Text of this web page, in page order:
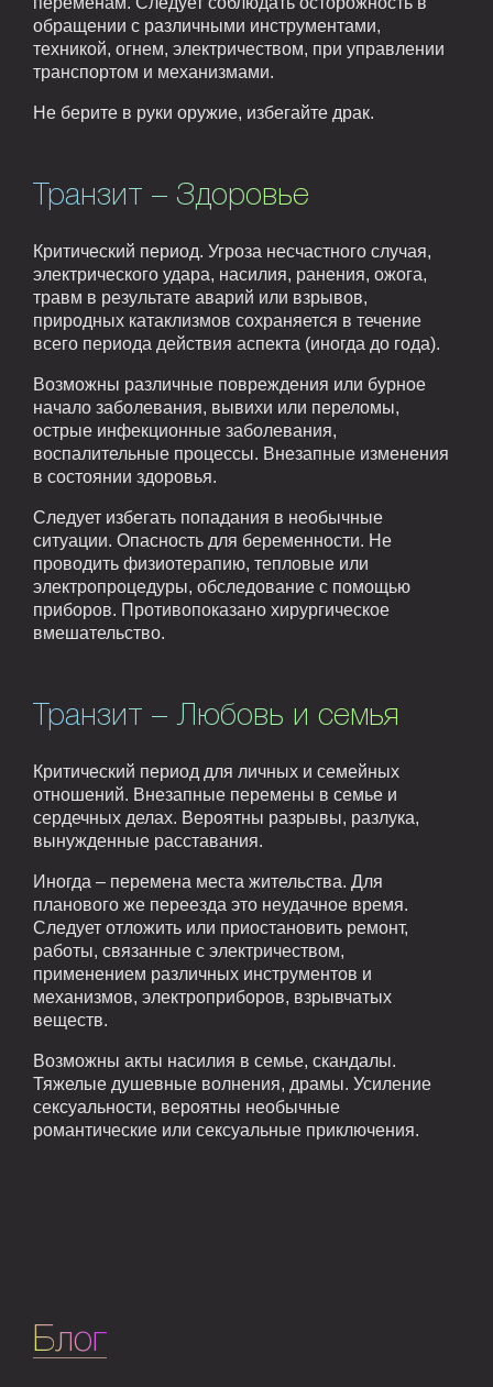
обращении с различными инструментами,
техникой, огнем, электричеством, при управлении
транспортом и механизмами.
Не берите в руки оружие, избегайте драк.
Транзит – Здоровье
Критический период. Угроза несчастного случая,
электрического удара, насилия, ранения, ожога,
травм в результате аварий или взрывов,
природных катаклизмов сохраняется в течение
всего периода действия аспекта (иногда до года).
Возможны различные повреждения или бурное
начало заболевания, вывихи или переломы,
острые инфекционные заболевания,
воспалительные процессы. Внезапные изменения
в состоянии здоровья.
Следует избегать попадания в необычные
ситуации. Опасность для беременности. Не
проводить физиотерапию, тепловые или
электропроцедуры, обследование с помощью
приборов. Противопоказано хирургическое
вмешательство.
Транзит – Любовь и семья
Критический период для личных и семейных
отношений. Внезапные перемены в семье и
сердечных делах. Вероятны разрывы, разлука,
вынужденные расставания.
Иногда – перемена места жительства. Для
планового же переезда это неудачное время.
Следует отложить или приостановить ремонт,
работы, связанные с электричеством,
применением различных инструментов и
механизмов, электроприборов, взрывчатых
веществ.
Возможны акты насилия в семье, скандалы.
Тяжелые душевные волнения, драмы. Усиление
сексуальности, вероятны необычные
романтические или сексуальные приключения.
Блог